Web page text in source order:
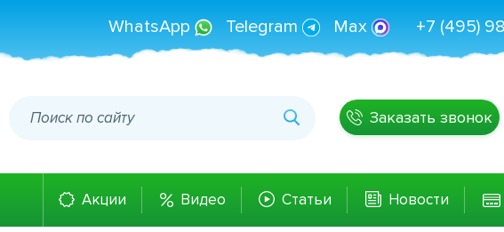
+7 (495)
WhatsApp Telegram Max
Заказать звонок
Акции Видео Статьи Новости